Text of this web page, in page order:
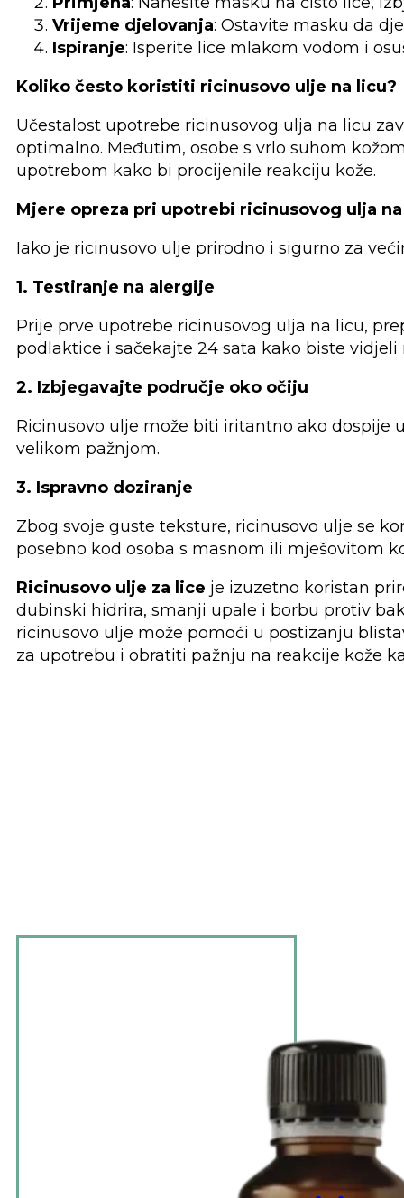
Vrijeme djelovanja: Ostavite masku da
Ispiranje: Isperite lice mlakom vodom i
Koliko često koristiti ricinusovo ulje na licu?
Učestalost upotrebe ricinusovog ulja na licu
optimalno. Međutim, osobe s vrlo suhom
upotrebom kako bi procijenile reakciju kože.
Mjere opreza pri upotrebi ricinusovog ulja
Iako je ricinusovo ulje prirodno i sigurno za
1. Testiranje na alergije
Prije prve upotrebe ricinusovog ulja na licu,
podlaktice i sačekajte 24 sata kako biste vidjeli
2. Izbjegavajte područje oko očiju
Ricinusovo ulje može biti iritantno ako dospije
velikom pažnjom.
3. Ispravno doziranje
Zbog svoje guste teksture, ricinusovo ulje se
posebno kod osoba s masnom ili mješovitom
Ricinusovo ulje za lice je izuzetno koristan
dubinski hidrira, smanji upale i borbu protiv
ricinusovo ulje može pomoći u postizanju
za upotrebu i obratiti pažnju na reakcije kože